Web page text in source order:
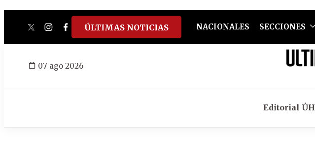
twitterinstagram
facebook
tiktokyoutube
spotify
ÚLTIMAS NOTICIAS NACIONALES SECCIONES
07 ago 2026
Editorial ÚH